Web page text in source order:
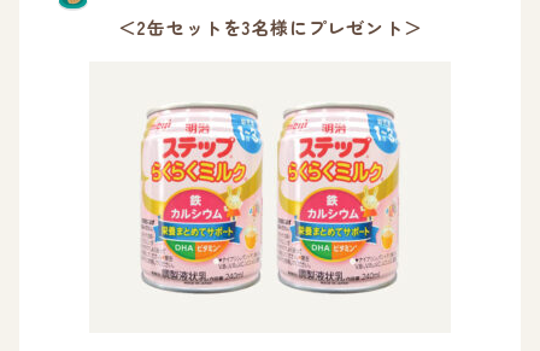
＜2缶セットを3名様にプレゼント＞